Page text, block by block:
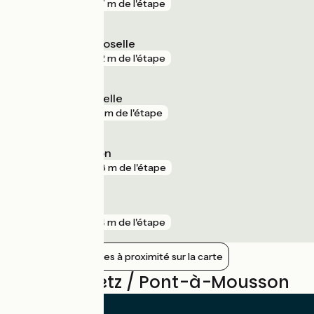
207 m de l'étape
Novéant-sur-Moselle
282 m de l'étape
Pagny-sur-Moselle
614 m de l'étape
Pont-à-Mousson
708 m de l'étape
824 m de l'étape
Afficher les gares à proximité sur la carte
Avis sur Metz / Pont-à-Mousson